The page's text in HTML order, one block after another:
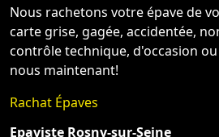
Nous rachetons votre épave de
carte grise, gagée, accidentée,
contrôle technique, d'occasion
nous maintenant!
Rachat Épaves
Epaviste Rosny-sur-Seine